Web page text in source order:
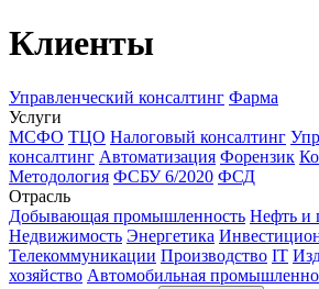
Клиенты
Управленческий консалтинг Фарма
Услуги
МСФО ТЦО Налоговый консалтинг
консалтинг Автоматизация Форензик
Методология ФСБУ 6/2020 ФСД
Отрасль
Добывающая промышленность Нефть и
Недвижимость Энергетика
Телекоммуникации Производство IT
хозяйство Автомобильная